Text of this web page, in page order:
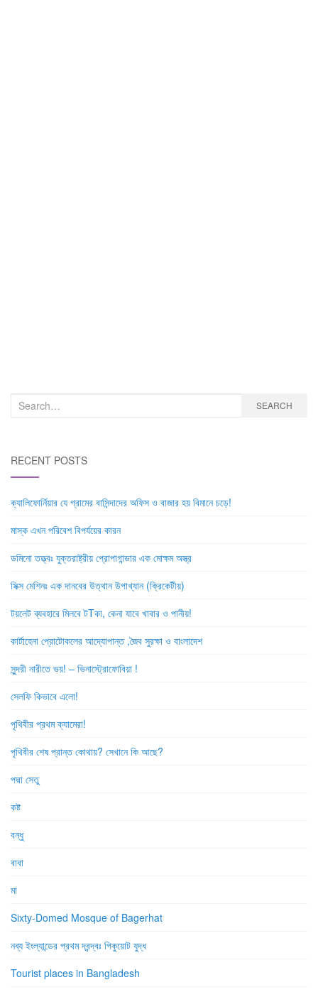
Search
SEARCH
RECENT POSTS
ক্যালিফোর্নিয়ার যে গ্রামের বাসিন্দাদের অফিস ও বাজার হয় বিমানে চড়ে!
মাস্ক এখন পরিবেশ বিপর্যয়ের কারন
ডমিনো তত্ত্বঃ যুক্তরাষ্ট্রীয় প্রোপাগান্ডার এক মোক্ষম অস্ত্র
সিক্স মেশিনঃ এক দানবের উত্থান উপাখ্যান (ক্রিকেটীয়)
টয়লেট ব্যবহারে মিলবে টTকা, কেনা যাবে খাবার ও পানীয়!
কার্টাহেনা প্রোটোকলের আদ্যোপান্ত ,জৈব সুরক্ষা ও বাংলাদেশ
সুন্দরী নারীতে ভয়! – ভিনাস্ট্রোফোবিয়া !
সেলফি কিভাবে এলো!
পৃথিবীর প্রথম ক্যামেরা!
পৃথিবীর শেষ প্রান্ত কোথায়? সেখানে কি আছে?
পদ্মা সেতু
কষ্ট
বন্ধু
বাবা
মা
Sixty-Domed Mosque of Bagerhat
নব্য ইংল্যান্ডের প্রথম দ্বন্দ্বঃ পিকুয়োট যুদ্ধ
Tourist places in Bangladesh